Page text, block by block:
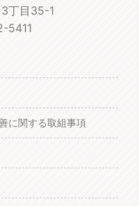
丁目35-1
5411
に関する取組事項